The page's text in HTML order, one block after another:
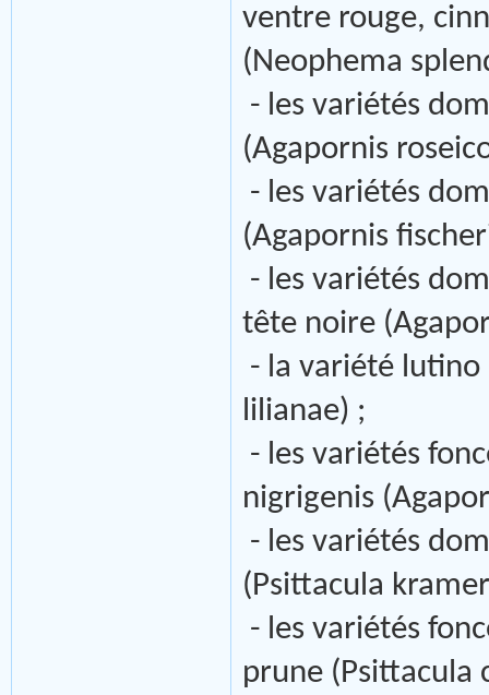
ventre rouge,
(Neophema
- les variétés
(Agapornis
- les variétés
(Agapornis
- les variétés
tête noire
- la variété lutino
lilianae) ;
- les variétés
nigrigenis
- les variétés
(Psittacula
- les variétés
prune (Psittacula